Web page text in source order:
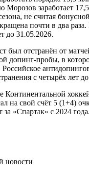
Морозов заработает
не считая
почти в два
до 31.05.2026.
был отстранён от
допинг-пробы, в
с четырёх лет
Континентальной
на свой счёт 5 (1+4)
«Спартак» с 2024 года.
новости